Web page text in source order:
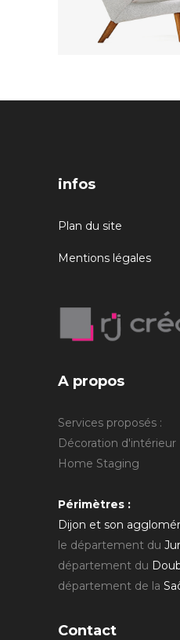
infos
Plan du site
Mentions légales
A propos
Services proposés :
Décoration d'intérieur
Home Staging
Périmètres :
Dijon et son
le département du
département du
département de la
Contact